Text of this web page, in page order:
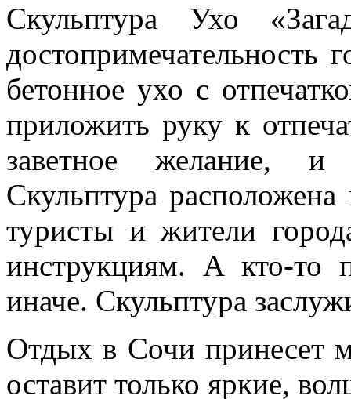
Скульптура Ухо
достопримечательность
бетонное ухо с
приложить руку к
заветное желание, и
Скульптура
туристы и жители
инструкциям. А кто-то
иначе. Скульптура
Отдых в Сочи принесет
оставит только яркие,